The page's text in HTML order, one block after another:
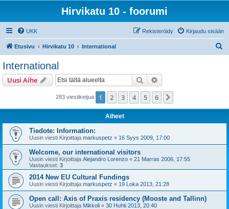
Hirvikatu 10 - foorumi
UKK Kirjaudu sisään
Rekisteröidy
Etusivu Hirvikatu 10 International
International
Uusi Aihe Etsi
283 viestiketjua 1 2 3 4 5 6
Aiheet
Tiedote: Information:
Uusin viesti Kirjoittaja markuspetz « 16 Syys 2009, 17:00
Welcome, our international visitors
Uusin viesti Kirjoittaja Alejandro Lorenzo « 21 Marras 2006, 17:55
Vastaukset: 3
2014 New EU Cultural Fundings
Uusin viesti Kirjoittaja markuspetz « 19 Loka 2013, 21:28
Open call: Axis of Praxis residency (Mooste and Tallinn)
Uusin viesti Kirjoittaja Mikkoli « 30 Huhti 2013, 20:40